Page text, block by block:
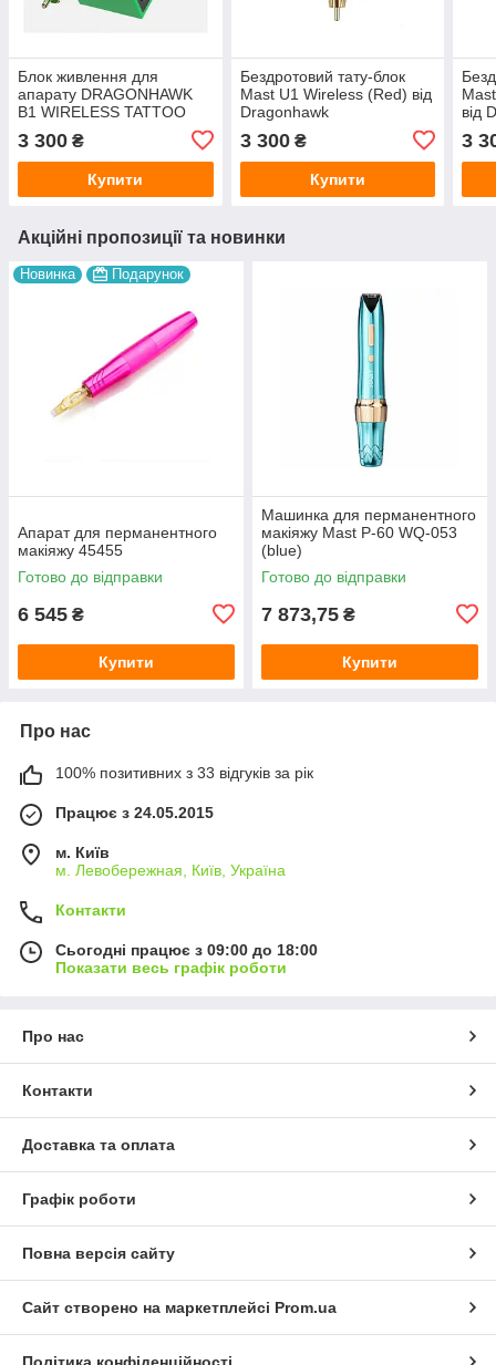
Блок живлення для
апарату DRAGONHAWK
B1 WIRELESS TATTOO
3 300 ₴
Купити
Бездротовий тату-блок
Mast U1 Wireless (Red) від
Dragonhawk
3 300₴
Купити
від
3
Акційні пропозиції та новинки
Новинка Подарунок
Апарат для перманентного
макіяжу 45455
Готово до відправки
6 545 ₴
Купити
Машинка для перманентного
макіяжу Mast P-60 WQ-053
(blue)
Готово до відправки
7 873,75 ₴
Купити
Про нас
100% позитивних з 33 відгуків за рік
Працює з 24.05.2015
м. Київ
м. Левобережная, Київ, Україна
Контакти
Сьогодні працює з 09:00 до 18:00
Показати весь графік роботи
Про нас
Контакти
Доставка та оплата
Графік роботи
Повна версія сайту
Сайт створено на маркетплейсі Prom.ua